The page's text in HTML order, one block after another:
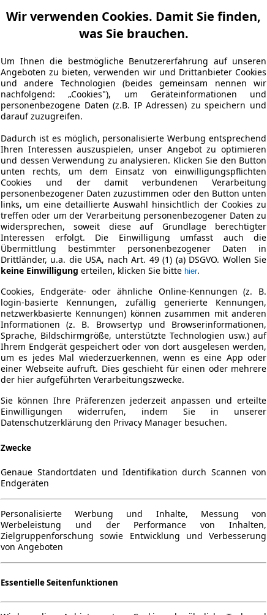
Wir verwenden Cookies. Damit Sie finden,
was Sie brauchen.
Um Ihnen die bestmögliche Benutzererfahrung auf unseren
Angeboten zu bieten, verwenden wir und Drittanbieter Cookies
und andere Technologien (beides gemeinsam nennen wir
nachfolgend: „Cookies"), um Geräteinformationen und
personenbezogene Daten (z.B. IP Adressen) zu speichern und
darauf zuzugreifen.
Dadurch ist es möglich, personalisierte Werbung entsprechend
Ihren Interessen auszuspielen, unser Angebot zu optimieren
und dessen Verwendung zu analysieren. Klicken Sie den Button
unten rechts, um dem Einsatz von einwilligungspflichten
Cookies und der damit verbundenen Verarbeitung
personenbezogener Daten zuzustimmen oder den Button unten
links, um eine detaillierte Auswahl hinsichtlich der Cookies zu
treffen oder um der Verarbeitung personenbezogener Daten zu
widersprechen, soweit diese auf Grundlage berechtigter
Interessen erfolgt. Die Einwilligung umfasst auch die
Übermittlung bestimmter personenbezogener Daten in
Drittländer, u.a. die USA, nach Art. 49 (1) (a) DSGVO. Wollen Sie
keine Einwilligung erteilen, klicken Sie bitte hier.
Cookies, Endgeräte- oder ähnliche Online-Kennungen (z. B.
login-basierte Kennungen, zufällig generierte Kennungen,
netzwerkbasierte Kennungen) können zusammen mit anderen
Informationen (z. B. Browsertyp und Browserinformationen,
Sprache, Bildschirmgröße, unterstützte Technologien usw.) auf
Ihrem Endgerät gespeichert oder von dort ausgelesen werden,
um es jedes Mal wiederzuerkennen, wenn es eine App oder
einer Webseite aufruft. Dies geschieht für einen oder mehrere
der hier aufgeführten Verarbeitungszwecke.
Sie können Ihre Präferenzen jederzeit anpassen und erteilte
Einwilligungen widerrufen, indem Sie in unserer
Datenschutzerklärung den Privacy Manager besuchen.
Zwecke
Genaue Standortdaten und Identifikation durch Scannen von
Endgeräten
Personalisierte Werbung und Inhalte, Messung von
Werbeleistung und der Performance von Inhalten,
Zielgruppenforschung sowie Entwicklung und Verbesserung
von Angeboten
Essentielle Seitenfunktionen